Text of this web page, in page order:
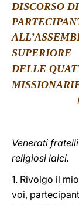
DISCORSO
ALL
SUPERIORE
DELLE
Venerati
religiosi laici.
1. Rivolgo il
voi,